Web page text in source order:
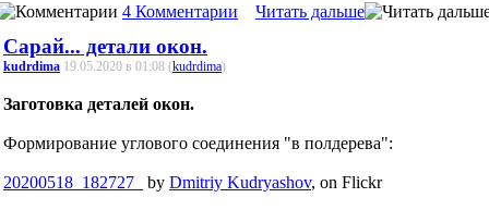
4 Комментарии Читать дальше
Сарай... детали окон.
kudrdima 19.05.2020 в 01:08 (kudrdima)
Заготовка деталей окон.
Формирование углового соединения "в полдерева":
20200518_182727_ by Dmitriy Kudryashov, on Flickr